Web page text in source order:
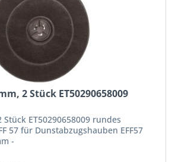
2 Stück ET50290658009
ET50290658009 rundes
57 für Dunstabzugshauben EFF57
-